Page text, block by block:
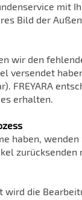
mit
Bild der
wir den
versendet
FREYARA
erhalten.
haben,
wird die